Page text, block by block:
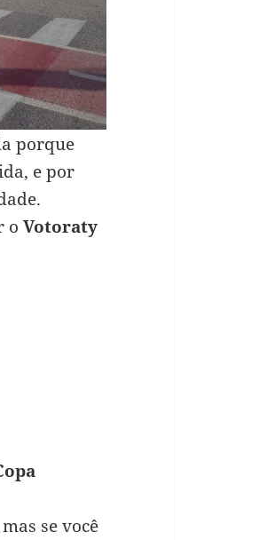
porque
e por
o Votoraty
se você